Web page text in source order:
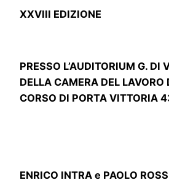
XXVIII EDIZIONE
PRESSO L’AUDITORIUM G. DI
DELLA CAMERA DEL LAVORO
CORSO DI PORTA VITTORIA
ENRICO INTRA e PAOLO